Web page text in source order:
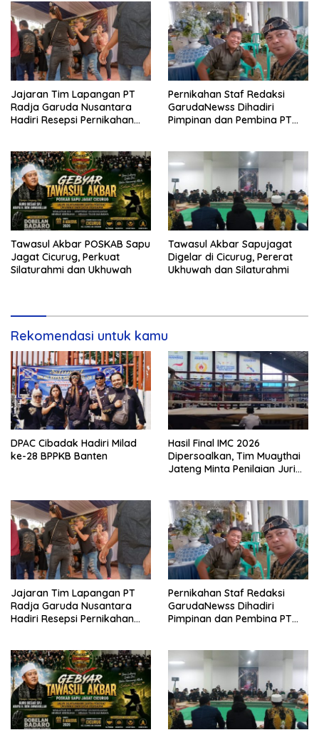
Jajaran Tim Lapangan PT
Radja Garuda Nusantara
Hadiri Resepsi Pernikahan
Pernikahan Staf Redaksi
GarudaNewss Dihadiri
Pimpinan dan Pembina PT
Tawasul Akbar POSKAB Sapu
Jagat Cicurug, Perkuat
Silaturahmi dan Ukhuwah
Tawasul Akbar Sapujagat
Digelar di Cicurug, Pererat
Ukhuwah dan Silaturahmi
Rekomendasi untuk kamu
DPAC Cibadak Hadiri Milad
ke-28 BPPKB Banten
Hasil Final IMC 2026
Dipersoalkan, Tim Muaythai
Jateng Minta Penilaian Juri
Jajaran Tim Lapangan PT
Radja Garuda Nusantara
Hadiri Resepsi Pernikahan
Pernikahan Staf Redaksi
GarudaNewss Dihadiri
Pimpinan dan Pembina PT